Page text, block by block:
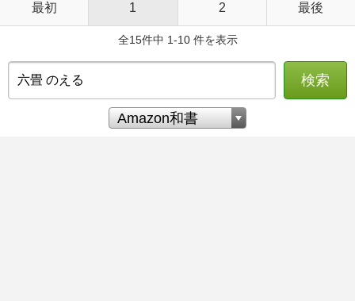
最初 1 2 最後
全15件中 1-10 件を表示
検索